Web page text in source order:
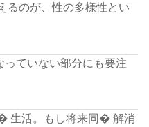
るのが、性の多様性とい
ていない部分にも要注
生活。もし将来同� 解消